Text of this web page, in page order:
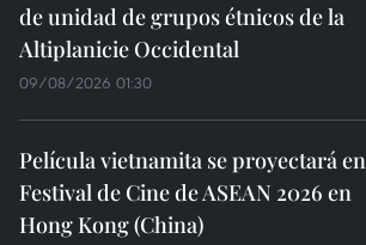
de unidad de grupos étnicos de la
Altiplanicie Occidental
09/08/2026 01:30
Película vietnamita se proyectará en
Festival de Cine de ASEAN 2026 en
Hong Kong (China)